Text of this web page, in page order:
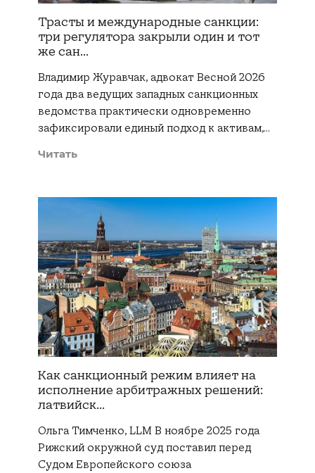
Трасты и международные санкции:
три регулятора закрыли один и тот
же сан...
Владимир Журавчак, адвокат Весной 2026
года два ведущих западных санкционных
ведомства практически одновременно
зафиксировали единый подход к активам,…
Читать
Как санкционный режим влияет на
исполнение арбитражных решений:
латвийск...
Ольга Тимченко, LLM В ноябре 2025 года
Рижский окружной суд поставил перед
Судом Европейского союза